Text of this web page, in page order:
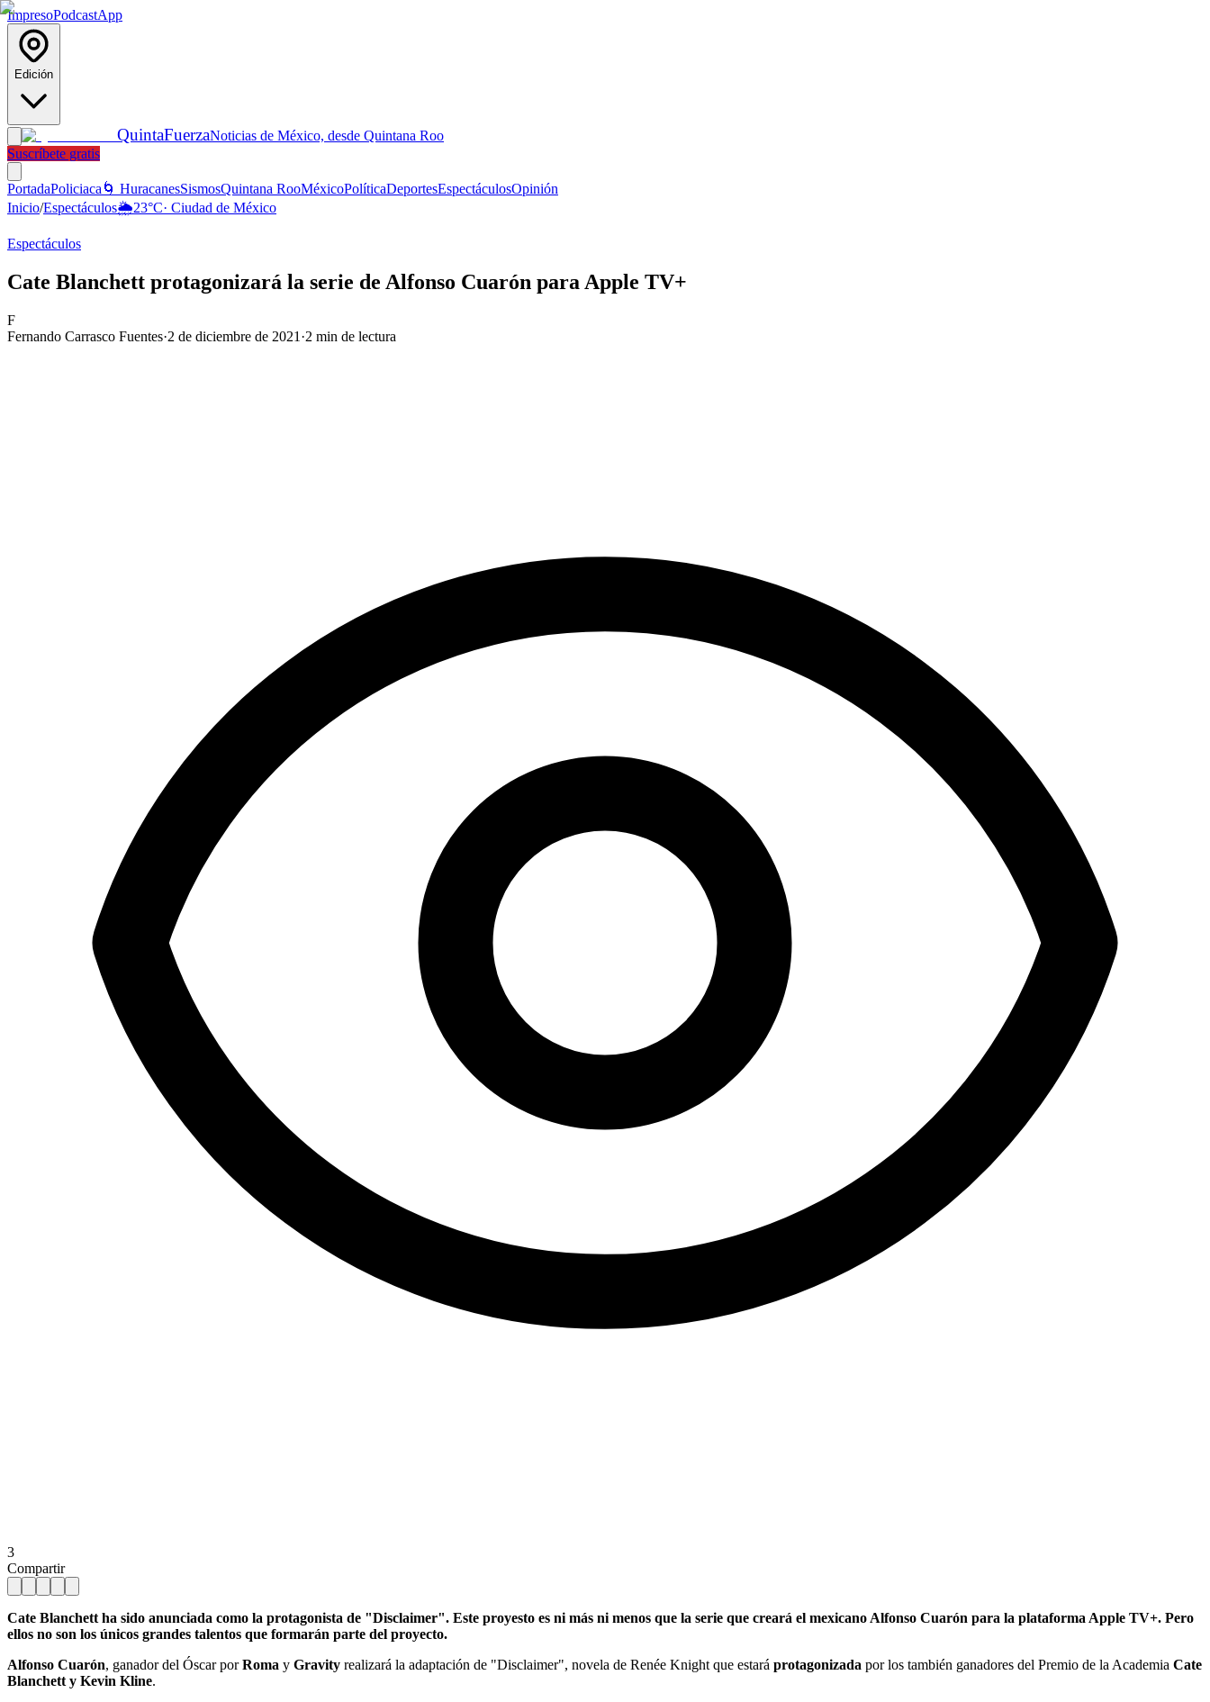
ImpresoPodcastApp
Edición
QuintaFuerzaNoticias de México, desde Quintana Roo
Suscríbete gratis
PortadaPoliciaca 🌀 HuracanesSismosQuintana RooMéxicoPolíticaDeportesEspectáculosOpinión
Inicio/Espectáculos🌦️23°C· Ciudad de México
Espectáculos
Cate Blanchett protagonizará la serie de Alfonso Cuarón para Apple TV+
F
Fernando Carrasco Fuentes·2 de diciembre de 2021 ·2 min de lectura
3
Compartir
Cate Blanchett ha sido anunciada como la protagonista de "Disclaimer". Este proyesto es ni más ni menos que la serie que creará el mexicano Alfonso Cuarón para la plataforma Apple TV+. Pero
ellos no son los únicos grandes talentos que formarán parte del proyecto.
Alfonso Cuarón, ganador del Óscar porRoma y Gravity realizará la adaptación de "Disclaimer", novela de Renée Knight que estará protagonizada por los también ganadores del Premio de la Academia Cate
Blanchett y Kevin Kline.